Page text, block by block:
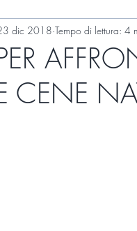
CENE
dic 2018 Tempo di lettura: 4